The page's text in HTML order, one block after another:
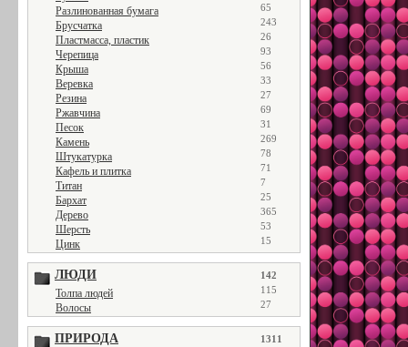
Разлинованная бумага 65
Брусчатка 243
Пластмасса, пластик 26
Черепица 93
Крыша 56
Веревка 33
Резина 27
Ржавчина 69
Песок 31
Камень 269
Штукатурка 78
Кафель и плитка 71
Титан 7
Бархат 25
Дерево 365
Шерсть 53
Цинк 15
ЛЮДИ 142
Толпа людей 115
Волосы 27
ПРИРОДА 1311